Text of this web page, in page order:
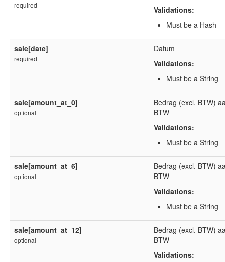
required
Validations:
Must be a Hash
sale[date]
required
Datum
Validations:
Must be a String
sale[amount_at_0]
optional
Bedrag (excl. BTW)
BTW
Validations:
Must be a String
sale[amount_at_6]
optional
Bedrag (excl. BTW)
BTW
Validations:
Must be a String
sale[amount_at_12]
optional
Bedrag (excl. BTW)
BTW
Validations: